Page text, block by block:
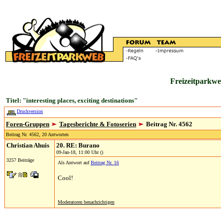
Titel: "interesting places, exciting destinations"
Druckversion
Foren-Gruppen Tagesberichte & Fotoserien Beitrag Nr. 4562
Beitrag Nr. 4562, 20 Antworten
Christian Ahuis
3257 Beiträge
20. RE: Burano
09-Jan-18, 11:00 Uhr ()
Als Antwort aufBeitrag Nr. 16
Cool!
Moderatoren benachrichtigen